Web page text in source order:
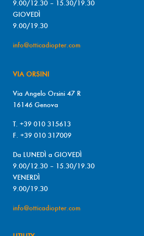
9.00/12.30 – 15.30/19.30
GIOVEDÌ
9.00/19.30
info@otticadiopter.com
VIA ORSINI
Via Angelo Orsini 47 R
16146 Genova
T. +39 010 315613
F. +39 010 317009
Da LUNEDÌ a GIOVEDÌ
9.00/12.30 – 15.30/19.30
VENERDÌ
9.00/19.30
info@otticadiopter.com